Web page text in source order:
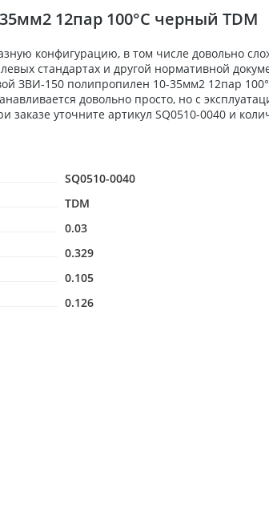
12пар 100°С черный TDM
конфигурацию, в том числе довольно
стандартах и другой нормативной
ЗВИ-150 полипропилен 10-35мм2 12пар
довольно просто, но с
уточните артикул SQ0510-0040 и
SQ0510-0040
TDM
0.03
0.329
0.105
0.126